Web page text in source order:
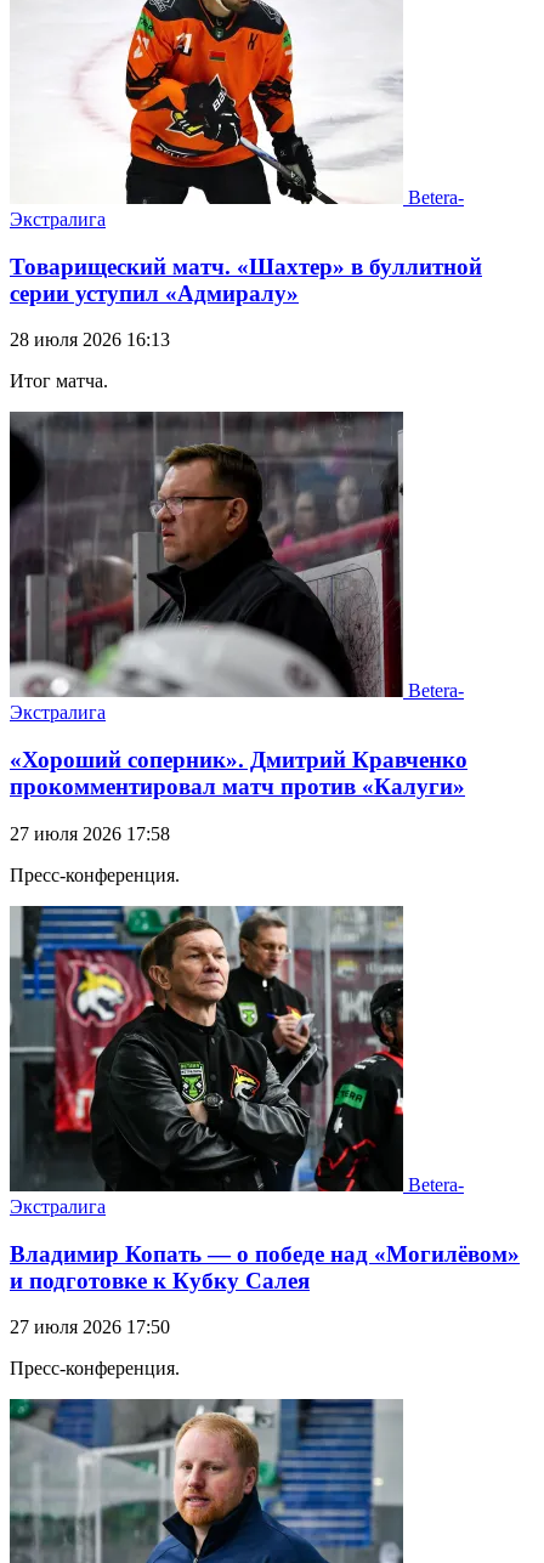
Betera-
Экстралига
Товарищеский матч. «Шахтер» в буллитной
серии уступил «Адмиралу»
28 июля 2026 16:13
Итог матча.
Betera-
Экстралига
«Хороший соперник». Дмитрий Кравченко
прокомментировал матч против «Калуги»
27 июля 2026 17:58
Пресс-конференция.
Betera-
Экстралига
Владимир Копать — о победе над «Могилёвом»
и подготовке к Кубку Салея
27 июля 2026 17:50
Пресс-конференция.